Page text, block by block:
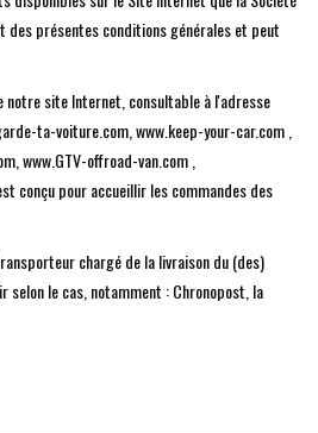
des présentes conditions générales et peut
site Internet, consultable à l'adresse
ta-voiture.com, www.keep-your-car.com ,
www.GTV-offroad-van.com ,
est conçu pour accueillir les commandes des
chargé de la livraison du (des)
selon le cas, notamment : Chronopost, la